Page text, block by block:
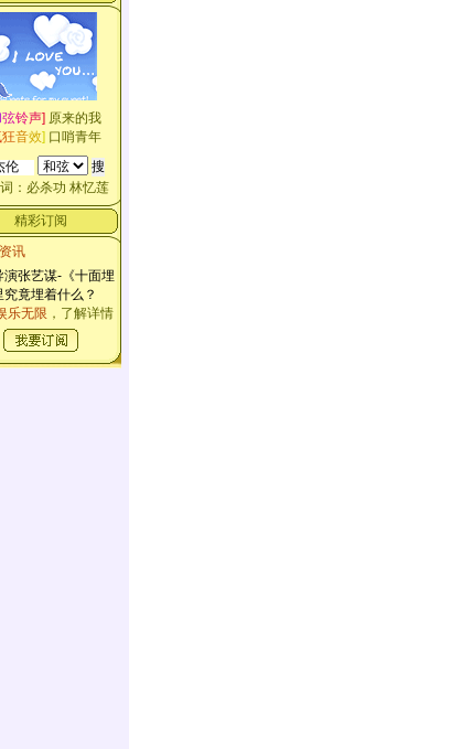
弦铃声] 原来的我
狂音效] 口哨青年
： 必杀功 林忆莲
精彩订阅
讯
演张艺谋-《十面埋
究竟埋着什么？
乐无限 ，了解详情